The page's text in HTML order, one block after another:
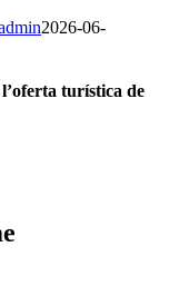
2026-06-
turística de